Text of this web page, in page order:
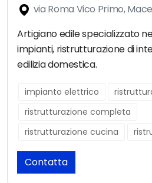
via Roma Vico Primo,
Artigiano edile specializzato
impianti, ristrutturazione di
edilizia domestica.
impianto elettrico
ristrutturazione completa
ristrutturazione cucina
Contatta